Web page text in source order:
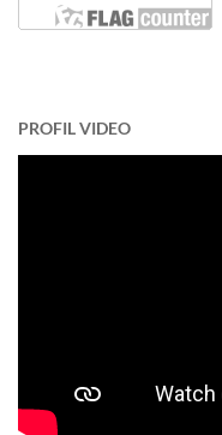
PROFIL VIDEO